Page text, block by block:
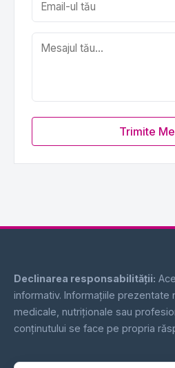
Trimite
Declinarea responsabilității:
informativ. Informațiile prezentate
medicale, nutriționale sau
conținutului se face pe propria